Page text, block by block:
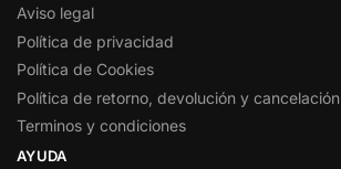
Aviso legal
Política de privacidad
Política de Cookies
Política de retorno, devolución y cancelación
Terminos y condiciones
AYUDA